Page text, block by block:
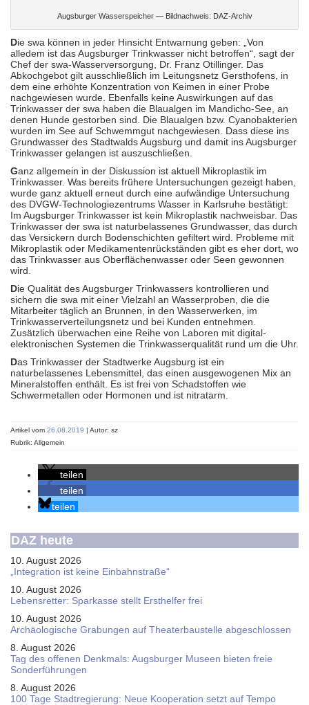
Augsburger Wasserspeicher — Bildnachweis: DAZ-Archiv
Die swa können in jeder Hinsicht Entwarnung geben: „Von
alledem ist das Augsburger Trinkwasser nicht betroffen“, sagt der
Chef der swa-Wasserversorgung, Dr. Franz Otillinger. Das
Abkochgebot gilt ausschließlich im Leitungsnetz Gersthofens, in
dem eine erhöhte Konzentration von Keimen in einer Probe
nachgewiesen wurde. Ebenfalls keine Auswirkungen auf das
Trinkwasser der swa haben die Blaualgen im Mandicho-See, an
denen Hunde gestorben sind. Die Blaualgen bzw. Cyanobakterien
wurden im See auf Schwemmgut nachgewiesen. Dass diese ins
Grundwasser des Stadtwalds Augsburg und damit ins Augsburger
Trinkwasser gelangen ist auszuschließen.
Ganz allgemein in der Diskussion ist aktuell Mikroplastik im
Trinkwasser. Was bereits frühere Untersuchungen gezeigt haben,
wurde ganz aktuell erneut durch eine aufwändige Untersuchung
des DVGW-Technologiezentrums Wasser in Karlsruhe bestätigt:
Im Augsburger Trinkwasser ist kein Mikroplastik nachweisbar. Das
Trinkwasser der swa ist naturbelassenes Grundwasser, das durch
das Versickern durch Bodenschichten gefiltert wird. Probleme mit
Mikroplastik oder Medikamentenrückständen gibt es eher dort, wo
das Trinkwasser aus Oberflächenwasser oder Seen gewonnen
wird.
Die Qualität des Augsburger Trinkwassers kontrollieren und
sichern die swa mit einer Vielzahl an Wasserproben, die die
Mitarbeiter täglich an Brunnen, in den Wasserwerken, im
Trinkwasserverteilungsnetz und bei Kunden entnehmen.
Zusätzlich überwachen eine Reihe von Laboren mit digital-
elektronischen Systemen die Trinkwasserqualität rund um die Uhr.
Das Trinkwasser der Stadtwerke Augsburg ist ein
naturbelassenes Lebensmittel, das einen ausgewogenen Mix an
Mineralstoffen enthält. Es ist frei von Schadstoffen wie
Schwermetallen oder Hormonen und ist nitratarm.
Artikel vom 26.08.2019 | Autor: sz
Rubrik: Allgemein
teilen
teilen
teilen
DAZ heute
10. August 2026
„Integration ist keine Einbahnstraße“
10. August 2026
Le­bens­ret­ter: Spar­kas­se stellt Erst­hel­fer frei
10. August 2026
Ar­chäo­lo­gi­sche Gra­bun­gen auf Thea­ter­bau­stel­le ab­ge­schlos­sen
8. August 2026
Tag des offenen Denkmals: Augsburger Museen bieten freie
Sonderführungen
8. August 2026
100 Tage Stadtregierung: Neue Kooperation setzt auf Tempo